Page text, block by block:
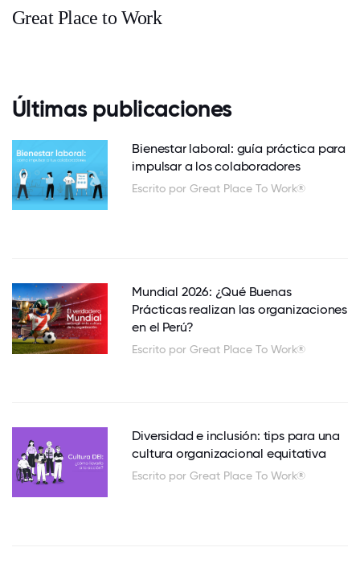
Great Place to Work
Últimas publicaciones
Bienestar laboral: guía práctica para
impulsar a los colaboradores
Escrito por Great Place To Work®
Mundial 2026: ¿Qué Buenas
Prácticas realizan las organizaciones
en el Perú?
Escrito por Great Place To Work®
Diversidad e inclusión: tips para una
cultura organizacional equitativa
Escrito por Great Place To Work®